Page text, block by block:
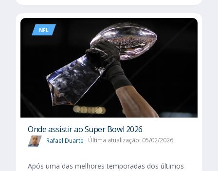
NFL
Onde assistir ao Super Bowl 2026
Rafael Duarte Última atualização: 05/02/2026
Após uma das melhores temporadas dos últimos